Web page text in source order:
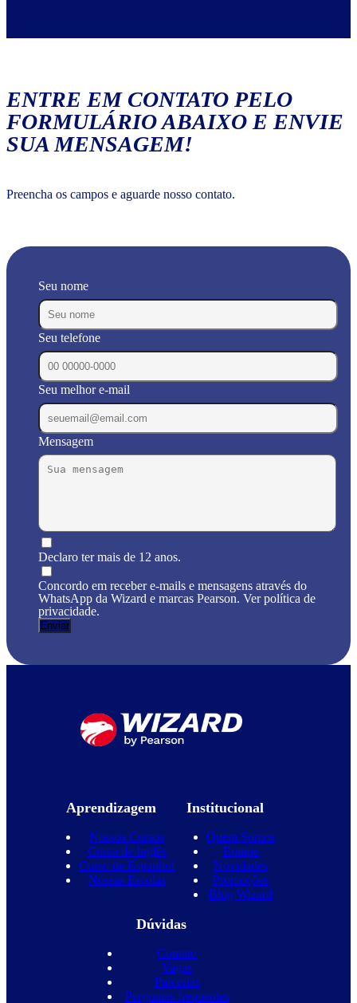
ENTRE EM CONTATO PELO
FORMULÁRIO ABAIXO E ENVIE
SUA MENSAGEM!
Preencha os campos e aguarde nosso contato.
Seu nome
Seu telefone
Seu melhor e-mail
Mensagem
Declaro ter mais de 12 anos.
Concordo em receber e-mails e mensagens através do
WhatsApp da Wizard e marcas Pearson. Ver política de
privacidade.
Aprendizagem
Nossos Cursos
Curso de Inglês
Curso de Espanhol
Nossas Escolas
Institucional
Quem Somos
Equipe
Novidades
Promoções
Blog Wizard
Dúvidas
Contato
Vagas
Parcerias
Perguntas frequentes